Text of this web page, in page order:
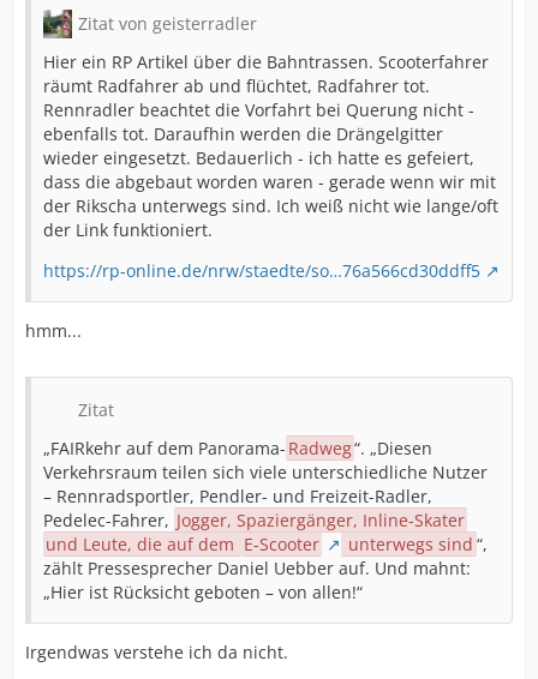
Zitat von geisterradler
Hier ein RP Artikel über die Bahntrassen. Scooterfahrer
räumt Radfahrer ab und flüchtet, Radfahrer tot.
Rennradler beachtet die Vorfahrt bei Querung nicht -
ebenfalls tot. Daraufhin werden die Drängelgitter
wieder eingesetzt. Bedauerlich - ich hatte es gefeiert,
dass die abgebaut worden waren - gerade wenn wir mit
der Rikscha unterwegs sind. Ich weiß nicht wie lange/oft
der Link funktioniert.
https://rp-online.de/nrw/staedte/so…76a566cd30ddff5
hmm...
Zitat
„FAIRkehr auf dem Panorama- Radweg“. „Diesen
Verkehrsraum teilen sich viele unterschiedliche Nutzer
– Rennradsportler, Pendler- und Freizeit-Radler,
Pedelec-Fahrer, Jogger, Spaziergänger, Inline-Skater
und Leute, die auf dem E-Scooter unterwegs sind “,
zählt Pressesprecher Daniel Uebber auf. Und mahnt:
„Hier ist Rücksicht geboten – von allen!“
Irgendwas verstehe ich da nicht.